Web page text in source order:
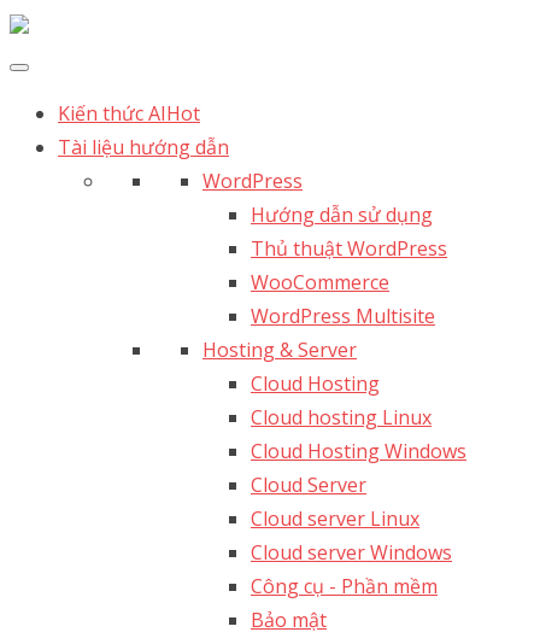
Kiến thức AIHot
Tài liệu hướng dẫn
WordPress
Hướng dẫn sử dụng
Thủ thuật WordPress
WooCommerce
WordPress Multisite
Hosting & Server
Cloud Hosting
Cloud hosting Linux
Cloud Hosting Windows
Cloud Server
Cloud server Linux
Cloud server Windows
Công cụ - Phần mềm
Bảo mật